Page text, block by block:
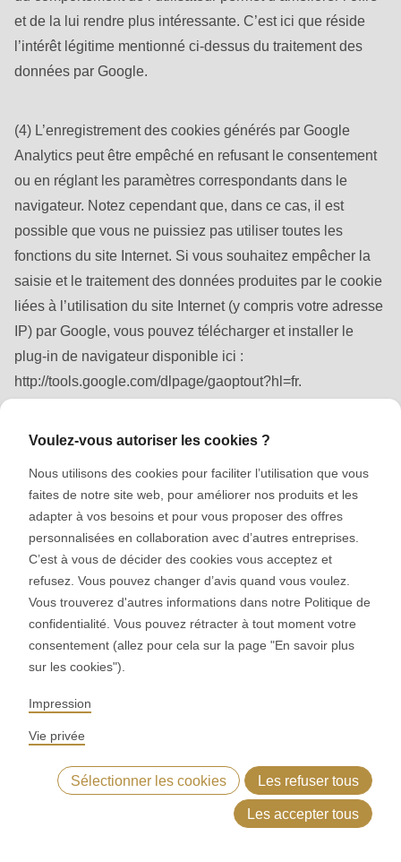
et de la lui rendre plus intéressante. C’est ici que réside
l’intérêt légitime mentionné ci-dessus du traitement des
données par Google.
(4) L’enregistrement des cookies générés par Google
Analytics peut être empêché en refusant le consentement
ou en réglant les paramètres correspondants dans le
navigateur. Notez cependant que, dans ce cas, il est
possible que vous ne puissiez pas utiliser toutes les
fonctions du site Internet. Si vous souhaitez empêcher la
saisie et le traitement des données produites par le cookie
liées à l’utilisation du site Internet (y compris votre adresse
IP) par Google, vous pouvez télécharger et installer le
plug-in de navigateur disponible ici :
http://tools.google.com/dlpage/gaoptout?hl=fr.
transmises conformément aux instructions et au respect de
données, le responsable du traitement a conclu un contrat
de traitement des commandes avec Google.
Informations relatives au fournisseur tiers : Google Dublin,
Google Ireland Ltd., Gordon House, Barrow Street, Dublin
4, Ireland, Fax : +353 (1) 436 1001. Vous trouverez de plus
amples informations sur l’utilisation des données par
Google, sur les options de réglages et de révocation ainsi
que sur la protection des données dans les pages Internet
1. Conditions d’utilisation :
http://www.google.com/analytics/terms/fr.html
http://www.google.com/intl/fr/analytics/learn/pri-vacy.html
https://policies.google.com/privacy?hl=fr
Voulez-vous autoriser les cookies ?
Nous utilisons des cookies pour faciliter l’utilisation que vous
faites de notre site web, pour améliorer nos produits et les
adapter à vos besoins et pour vous proposer des offres
personnalisées en collaboration avec d’autres entreprises.
C’est à vous de décider des cookies vous acceptez et
refusez. Vous pouvez changer d’avis quand vous voulez.
Vous trouverez d'autres informations dans notre Politique de
confidentialité. Vous pouvez rétracter à tout moment votre
consentement (allez pour cela sur la page "En savoir plus
sur les cookies").
Impression
Vie privée
Sélectionner les cookies Les refuser tous
Les accepter tous